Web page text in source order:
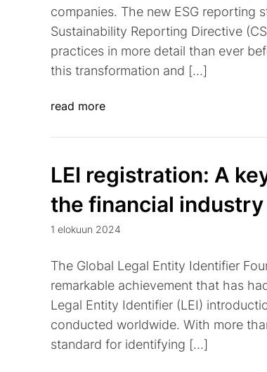
companies. The new ESG reporting
Sustainability Reporting Directive
practices in more detail than ever
this transformation and […]
read more
LEI registration: A
the financial industry
1 elokuun 2024
The Global Legal Entity Identifier
remarkable achievement that has
Legal Entity Identifier (LEI)
conducted worldwide. With more
standard for identifying […]